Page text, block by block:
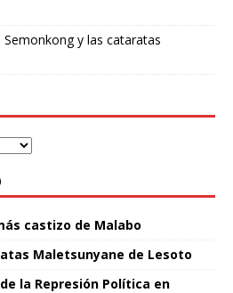
Semonkong y las cataratas
castizo de Malabo
Maletsunyane de Lesoto
la Represión Política en